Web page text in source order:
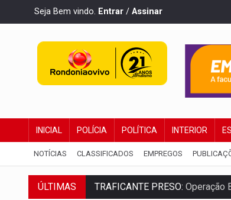
Seja Bem vindo. Entrar / Assinar
INICIAL POLÍCIA POLÍTICA INTERIOR
NOTÍCIAS CLASSIFICADOS EMPREGOS
ÚLTIMAS
TRAFICANTE PRESO:Operação
SUPER EL NIÑO:Trabalho